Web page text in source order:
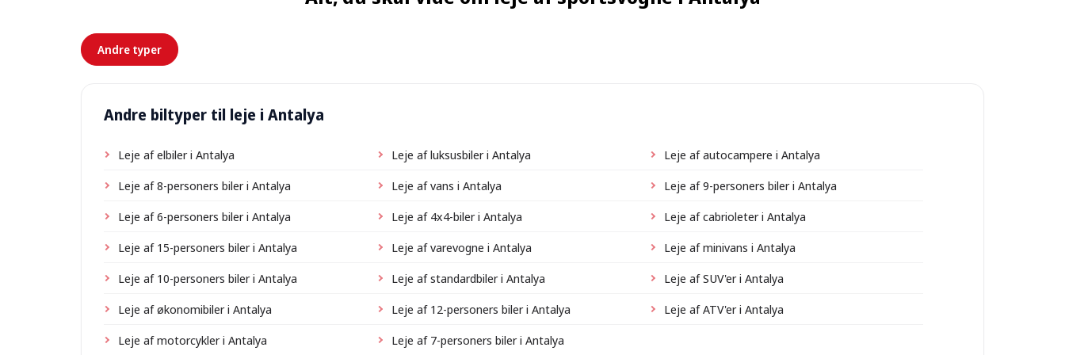
Andre typer
Andre biltyper til leje i Antalya
Leje af elbiler i Antalya Leje af luksusbiler i Antalya
Leje af autocampere i Antalya
Leje af 8-personers biler i Antalya
Leje af vans i Antalya
Leje af 9-personers biler i Antalya
Leje af 6-personers biler i Antalya
Leje af 4x4-biler i Antalya
Leje af cabrioleter i Antalya
Leje af 15-personers biler i Antalya
Leje af varevogne i Antalya
Leje af minivans i Antalya
Leje af 10-personers biler i Antalya
Leje af standardbiler i Antalya
Leje af SUV'er i Antalya
Leje af økonomibiler i Antalya
Leje af 12-personers biler i Antalya
Leje af ATV'er i Antalya
Leje af motorcykler i Antalya
Leje af 7-personers biler i Antalya